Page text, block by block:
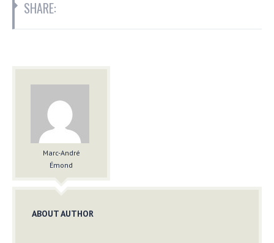
SHARE:
Marc-André
Émond
ABOUT AUTHOR